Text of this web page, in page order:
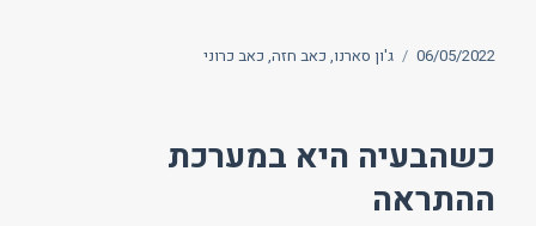
פורסם
06/05/2022 תגיות
ג'ון סארנו, כאב חזה, כאב כרוני
כשהבעיה היא במערכת
ההתראה